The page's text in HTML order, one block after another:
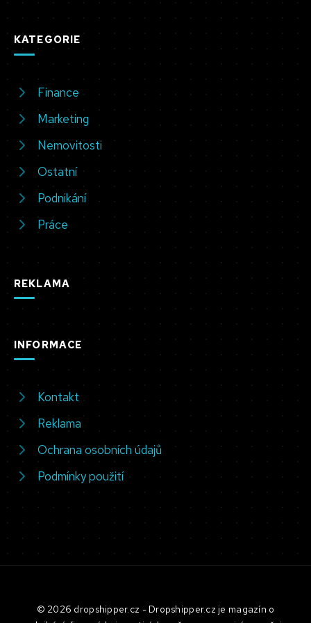
KATEGORIE
Finance
Marketing
Nemovitosti
Ostatní
Podnikání
Práce
REKLAMA
INFORMACE
Kontakt
Reklama
Ochrana osobních údajů
Podmínky použití
© 2026 dropshipper.cz - Dropshipper.cz je magazín o